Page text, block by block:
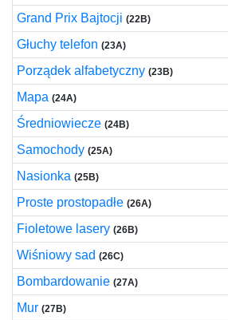
Grand Prix Bajtocji (22B)
Głuchy telefon (23A)
Porządek alfabetyczny (23B)
Mapa (24A)
Średniowiecze (24B)
Samochody (25A)
Nasionka (25B)
Proste prostopadłe (26A)
Fioletowe lasery (26B)
Wiśniowy sad (26C)
Bombardowanie (27A)
Mur (27B)